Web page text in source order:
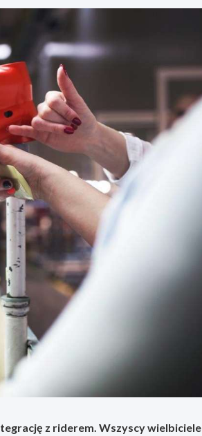
z riderem. Wszyscy wielbiciele